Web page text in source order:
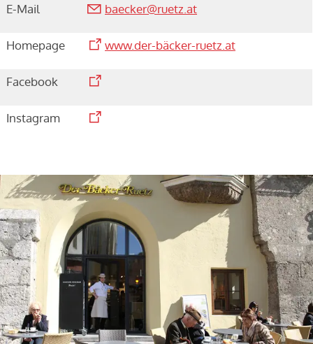
E-Mail b ck r r tz t
Homepage www.der-bäcker-ruetz.at
Facebook
Instagram